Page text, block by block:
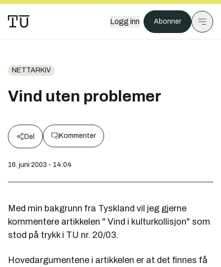
Logg inn Abonner
NETTARKIV
Vind uten problemer
Del Kommenter
16. juni 2003 - 14:04
Med min bakgrunn fra Tyskland vil jeg gjerne
kommentere artikkelen " Vind i kulturkollisjon" som
stod på trykk i TU nr. 20/03.
Hovedargumentene i artikkelen er at det finnes få